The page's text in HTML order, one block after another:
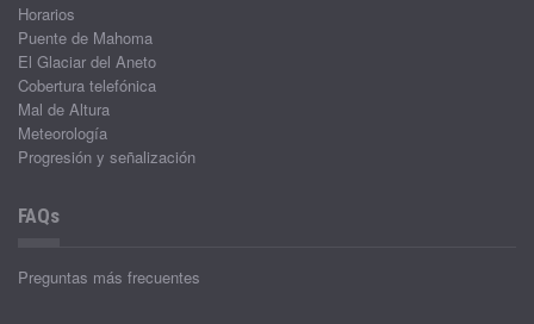
Horarios
Puente de Mahoma
El Glaciar del Aneto
Cobertura telefónica
Mal de Altura
Meteorología
Progresión y señalización
FAQs
Preguntas más frecuentes